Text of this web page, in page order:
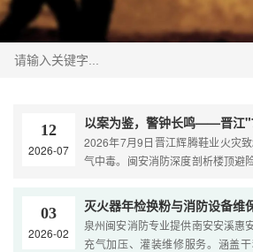
12
2026-07
2026年7月9日晋江辉腾鞋业火灾
气中毒。闽安消防深度剖析楼顶避
保···
03
2026-02
灭火器年检换粉与消防设备维
泉州闽安消防专业提供南安安溪惠
充气加压、灌装维修服务。涵盖